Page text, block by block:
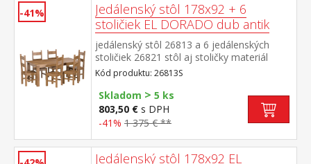
-41%
Jedálenský stôl 178x92 + 6
stoličiek EL DORADO dub antik
jedálenský stôl 26813 a 6 jedálenských
stoličiek 26821 stôl aj stoličky materiál
masív borovica, farebné prevedenie dub
antik lakované čírym lakom, vlis drevenej
štruktúry rozmer stola (š/h/v) 178 × 92 × 76
cm rozmer stoličky (š/h/v) 43 × 49 × 107
cm súčasť zostavy EL DORADO
Kód produktu: 26813S
Skladom > 5 ks
803,50 € s DPH
-41% 1 375 € **
Jedálenský stôl 178x92 EL